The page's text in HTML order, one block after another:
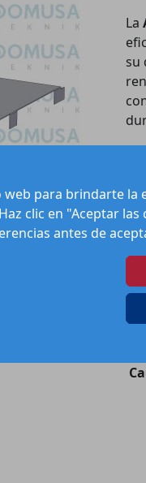
para brindarte
clic en "Aceptar
antes de
La
su